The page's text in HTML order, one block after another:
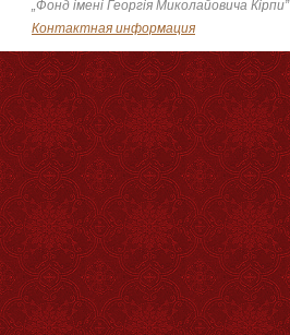
„Фонд імені Георгія Миколайовича Кірпи”
Контактная информация